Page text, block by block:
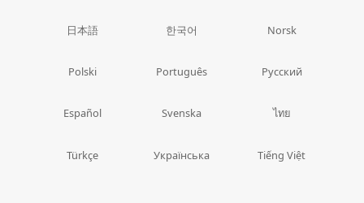
日本語 한국어 Norsk
Polski Português Русский
Español Svenska ไทย
Türkçe Українська Tiếng Việt